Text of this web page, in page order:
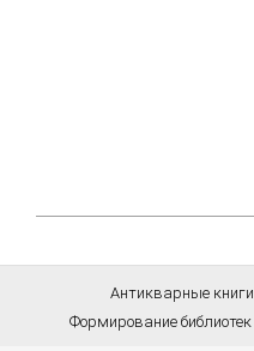
Антикварные книги
Формирование библиотек